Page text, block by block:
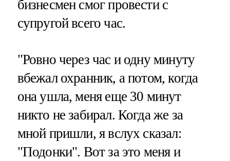
бизнесмен смог провести с
супругой всего час.
"Ровно через час и одну минуту
вбежал охранник, а потом, когда
она ушла, меня еще 30 минут
никто не забирал. Когда же за
мной пришли, я вслух сказал:
"Подонки". Вот за это меня и